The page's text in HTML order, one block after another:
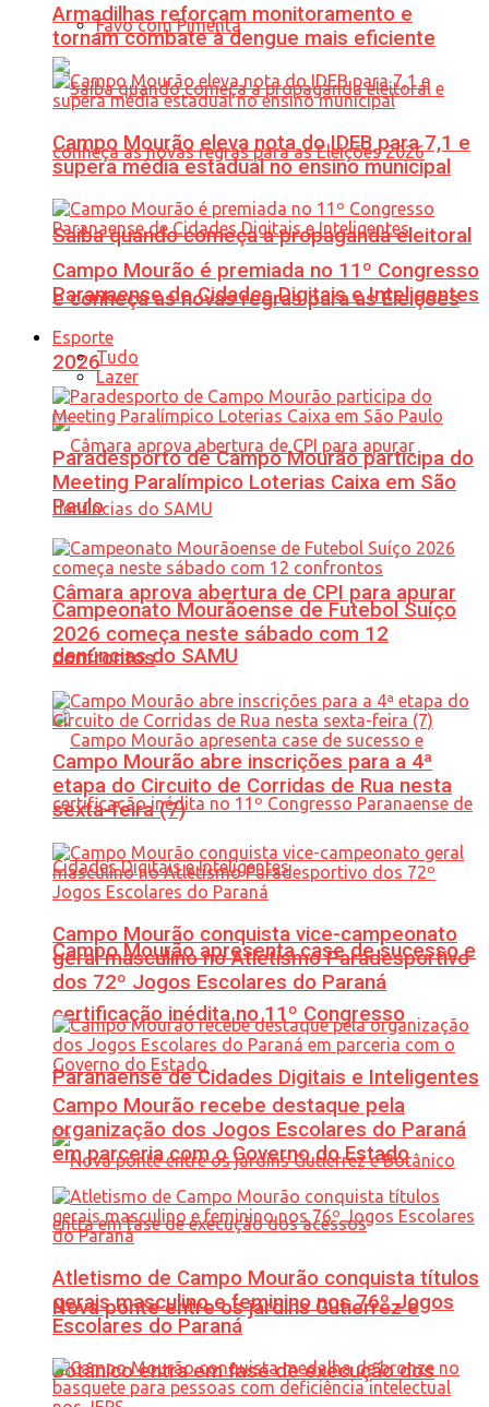
Favo com Pimenta
Saiba quando começa a propaganda eleitoral
e conheça as novas regras para as Eleições
2026
Câmara aprova abertura de CPI para apurar
denúncias do SAMU
Campo Mourão apresenta case de sucesso e
certificação inédita no 11º Congresso
Paranaense de Cidades Digitais e Inteligentes
Nova ponte entre os jardins Gutierrez e
Botânico entra em fase de execução dos
Armadilhas reforçam monitoramento e
tornam combate à dengue mais eficiente
Campo Mourão eleva nota do IDEB para 7,1 e
supera média estadual no ensino municipal
Campo Mourão é premiada no 11º Congresso
Paranaense de Cidades Digitais e Inteligentes
Esporte
Tudo
Lazer
Paradesporto de Campo Mourão participa do
Meeting Paralímpico Loterias Caixa em São
Paulo
Campeonato Mourãoense de Futebol Suíço
2026 começa neste sábado com 12
confrontos
Campo Mourão abre inscrições para a 4ª
etapa do Circuito de Corridas de Rua nesta
sexta-feira (7)
Campo Mourão conquista vice-campeonato
geral masculino no Atletismo Paradesportivo
dos 72º Jogos Escolares do Paraná
Campo Mourão recebe destaque pela
organização dos Jogos Escolares do Paraná
em parceria com o Governo do Estado
Atletismo de Campo Mourão conquista títulos
gerais masculino e feminino nos 76º Jogos
Escolares do Paraná